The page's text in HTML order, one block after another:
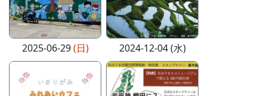
2025-06-29(日) 2024-12-04 (水)